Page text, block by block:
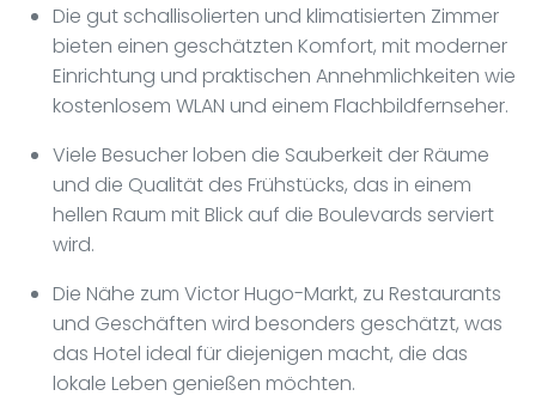
Die gut schallisolierten und klimatisierten Zimmer
bieten einen geschätzten Komfort, mit moderner
Einrichtung und praktischen Annehmlichkeiten wie
kostenlosem WLAN und einem Flachbildfernseher.
Viele Besucher loben die Sauberkeit der Räume
und die Qualität des Frühstücks, das in einem
hellen Raum mit Blick auf die Boulevards serviert
wird.
Die Nähe zum Victor Hugo-Markt, zu Restaurants
und Geschäften wird besonders geschätzt, was
das Hotel ideal für diejenigen macht, die das
lokale Leben genießen möchten.